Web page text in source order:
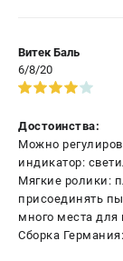
Витек Баль
6/8/20
Достоинства:
Можно
индикатор:
Мягкие ролики:
присоединять
много места для
Сборка